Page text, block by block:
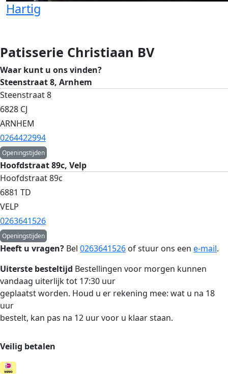
Hartig
Patisserie Christiaan BV
Waar kunt u ons vinden?
Steenstraat 8, Arnhem
Steenstraat 8
6828 CJ
ARNHEM
0264422994
Openingstijden
Hoofdstraat 89c, Velp
Hoofdstraat 89c
6881 TD
VELP
0263641526
Openingstijden
Heeft u vragen? Bel 0263641526 of stuur ons een e-mail.
Uiterste besteltijd Bestellingen voor morgen kunnen
vandaag uiterlijk tot 17:30 uur
geplaatst worden. Houd u er rekening mee: wat u na 18
uur
bestelt, kan pas na 12 uur voor u klaar staan.
Veilig betalen